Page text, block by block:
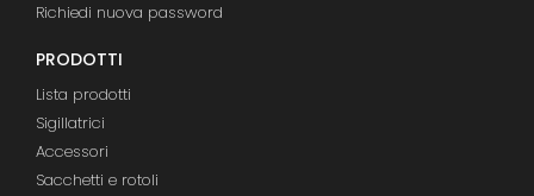
Richiedi nuova password
PRODOTTI
Lista prodotti
Sigillatrici
Accessori
Sacchetti e rotoli